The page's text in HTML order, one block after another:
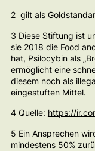
2 gilt als
3 Diese Stiftung ist
sie 2018 die Food
hat, Psilocybin als
ermöglicht eine
diesem noch als
eingestuften Mittel.
4 Quelle: https://
5 Ein Ansprechen
mindestens 50%